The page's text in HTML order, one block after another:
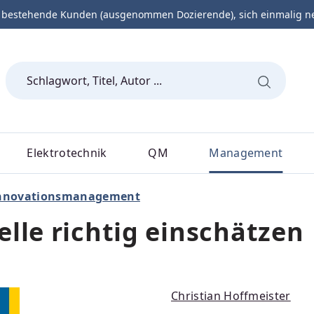
Kunden (ausgenommen Dozierende), sich einmalig
Elektrotechnik QM Management
richtig einschätzen
Christian Hoffmeister